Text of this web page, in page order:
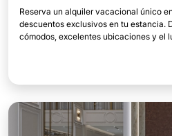
Reserva un alquiler vacacional único
descuentos exclusivos en tu estancia.
cómodos, excelentes ubicaciones y el